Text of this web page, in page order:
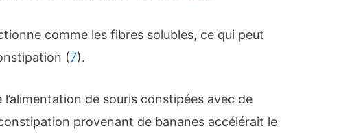
comme les fibres solubles, ce qui peut
(7).
l’alimentation de souris constipées avec de
provenant de bananes accélérait le